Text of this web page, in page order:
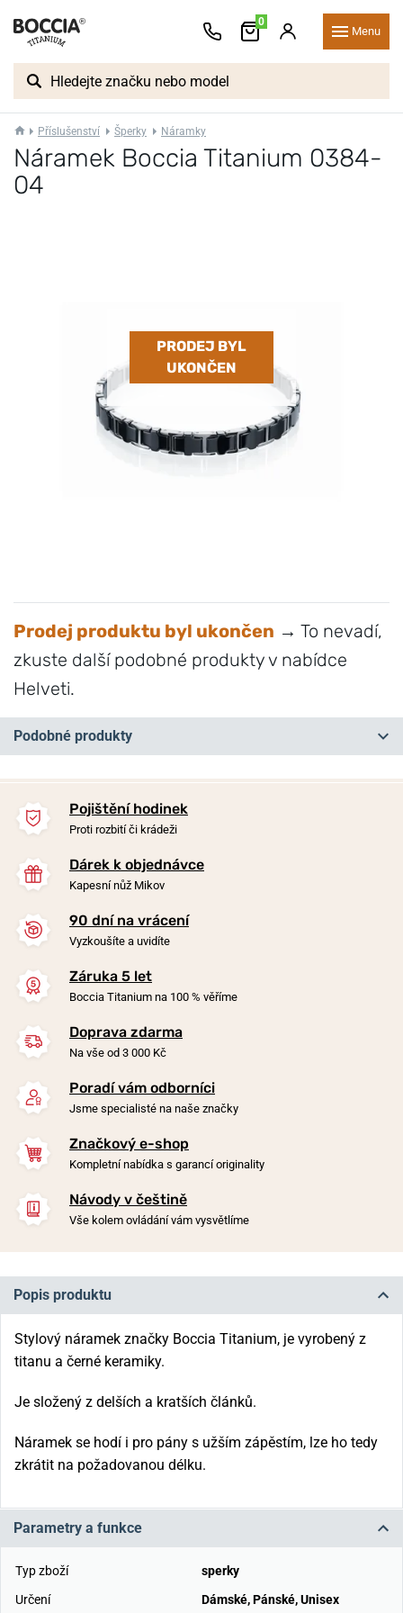
0
Menu
Příslušenství Šperky Náramky
Náramek Boccia Titanium 0384-
04
PRODEJ BYL
UKONČEN
Prodej produktu byl ukončen → To nevadí,
zkuste další podobné produkty v nabídce
Helveti.
Podobné produkty
-20%
Náramek Boccia Titanium
0347-05
Skladem
1 290 Kč
Pojištění hodinek
Proti rozbití či krádeži
Dárek k objednávce
Kapesní nůž Mikov
90 dní na vrácení
Vyzkoušíte a uvidíte
Záruka 5 let
Boccia Titanium na 100 % věříme
Doprava zdarma
Na vše od 3 000 Kč
Poradí vám odborníci
Jsme specialisté na naše značky
Značkový e-shop
Kompletní nabídka s garancí originality
Návody v češtině
Vše kolem ovládání vám vysvětlíme
Popis produktu
Stylový náramek značky Boccia Titanium, je vyrobený z
titanu a černé keramiky.
Je složený z delších a kratších článků.
Náramek se hodí i pro pány s užším zápěstím, lze ho tedy
zkrátit na požadovanou délku.
Parametry a funkce
Typ zboží
sperky
Určení
Dámské,Pánské,Unisex